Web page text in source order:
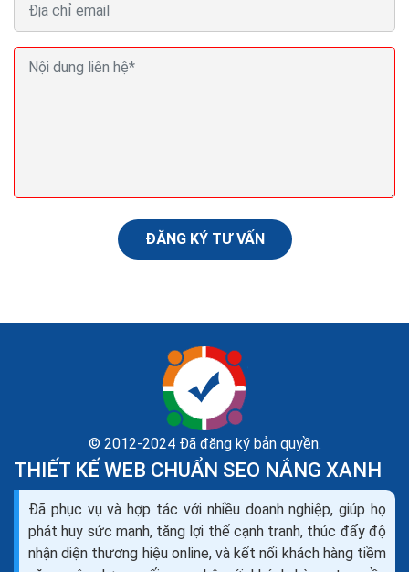
ĐĂNG KÝ TƯ VẤN
© 2012-2024 Đã đăng ký bản quyền.
THIẾT KẾ WEB CHUẨN SEO NẮNG XANH
Đã phục vụ và hợp tác với nhiều doanh nghiệp, giúp họ
phát huy sức mạnh, tăng lợi thế cạnh tranh, thúc đẩy độ
nhận diện thương hiệu online, và kết nối khách hàng tiềm